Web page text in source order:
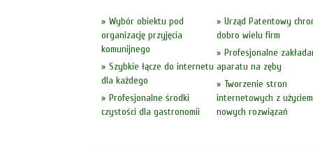
Urząd Patentowy
dobro wielu firm
Wybór obiektu pod
organizację przyjęcia
komunijnego
Profesjonalne
aparatu na zęby
Szybkie łącze do internetu
dla każdego
Tworzenie stron
internetowych z użyciem
nowych rozwiązań
Profesjonalne środki
czystości dla gastronomii